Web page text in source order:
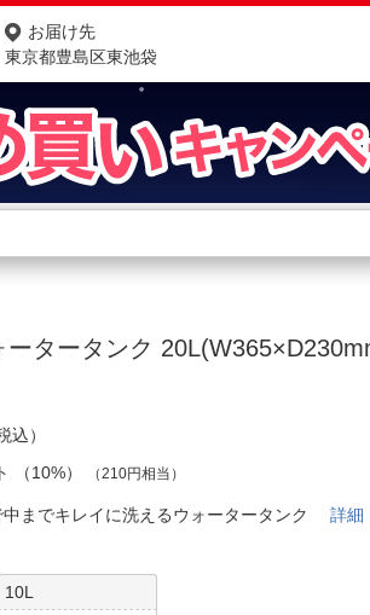
お届け先
東京都豊島区東池袋
をさがす
ングからさがす
リ一覧からさがす
様サポート
ガイド
規約
ータータンク
込）
（10%） （210円相当）
中までキレイに洗えるウォータータンク詳細
10L